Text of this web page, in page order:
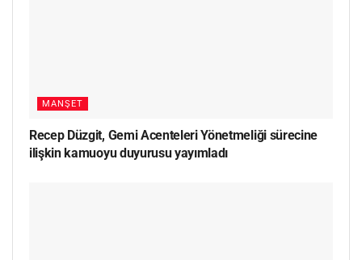
MANŞET
Recep Düzgit, Gemi Acenteleri Yönetmeliği sürecine
ilişkin kamuoyu duyurusu yayımladı